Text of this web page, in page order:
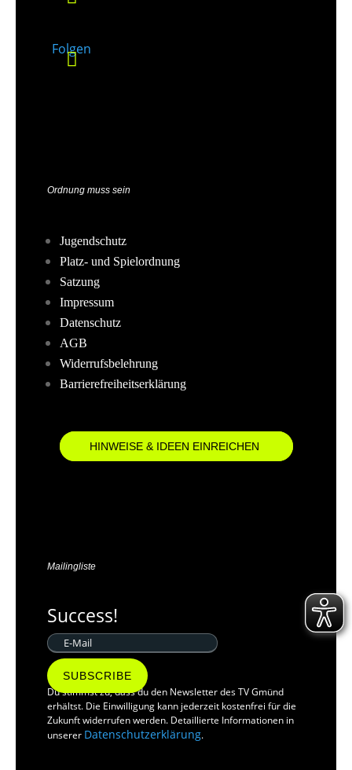
Folgen
Ordnung muss sein
Jugendschutz
Platz- und Spielordnung
Satzung
Impressum
Datenschutz
AGB
Widerrufsbelehrung
Barrierefreiheitserklärung
HINWEISE & IDEEN EINREICHEN
Mailingliste
Success!
SUBSCRIBE
Du stimmst zu, dass du den Newsletter des TV Gmünd
erhältst. Die Einwilligung kann jederzeit kostenfrei für die
Zukunft widerrufen werden. Detaillierte Informationen in
unserer Datenschutzerklärung.